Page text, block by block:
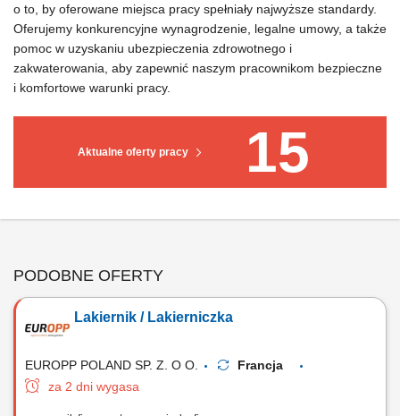
Aktualne oferty pracy 15
o to, by oferowane miejsca pracy spełniały najwyższe standardy.
Oferujemy konkurencyjne wynagrodzenie, legalne umowy, a także
pomoc w uzyskaniu ubezpieczenia zdrowotnego i
zakwaterowania, aby zapewnić naszym pracownikom bezpieczne
i komfortowe warunki pracy.
PODOBNE OFERTY
Lakiernik / Lakierniczka
EUROPP POLAND SP. Z. O O.
Francja
za 2 dni wygasa